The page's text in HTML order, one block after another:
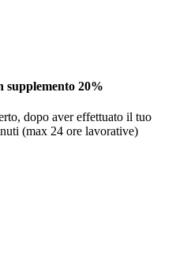
supplemento 20%
dopo aver effettuato il tuo
(max 24 ore lavorative)